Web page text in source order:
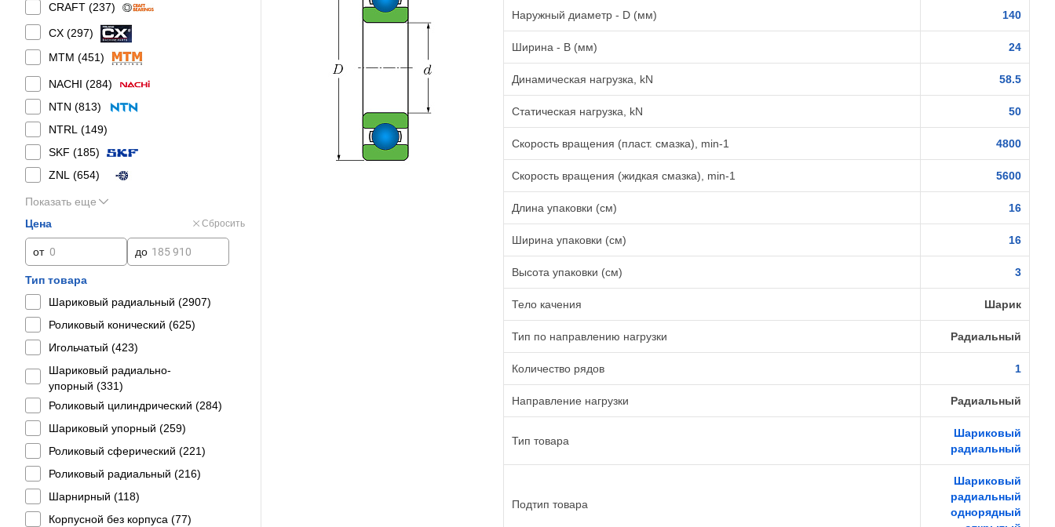
CRAFT (237)
CX (297)
MTM (451)
NACHI (284)
NTN (813)
NTRL (149)
SKF (185)
ZNL (654)
Показать еще
Цена
Сбросить
от до
Тип товара
Шариковый радиальный (2907)
Роликовый конический (625)
Игольчатый (423)
Шариковый радиально-
упорный (331)
Роликовый цилиндрический (284)
Шариковый упорный (259)
Роликовый сферический (221)
Роликовый радиальный (216)
Шарнирный (118)
Корпусной без корпуса (77)
Наружный диаметр - D (мм) 140
Ширина - B (мм) 24
Динамическая нагрузка, kN 58.5
Статическая нагрузка, kN 50
Скорость вращения (пласт. смазка), min-1 4800
Скорость вращения (жидкая смазка), min-1 5600
Длина упаковки (см) 16
Ширина упаковки (см) 16
Высота упаковки (см) 3
Тело качения Шарик
Тип по направлению нагрузки Радиальный
Количество рядов 1
Направление нагрузки Радиальный
Тип товара
Шариковый
радиальный
Подтип товара
Шариковый
радиальный
однорядный